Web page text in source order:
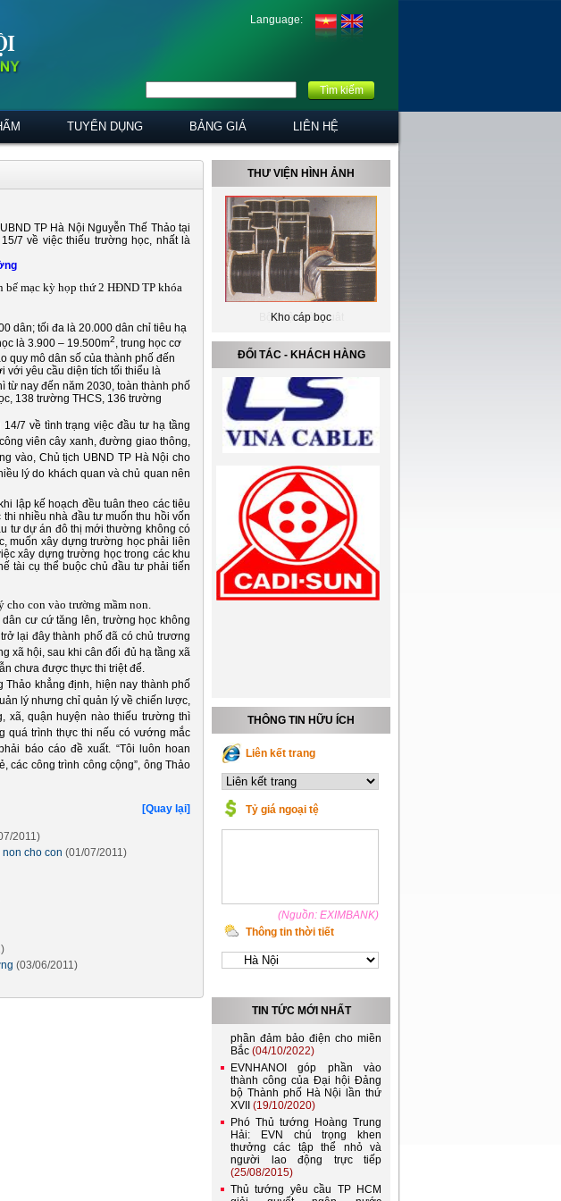
Language:
Tìm kiếm
TUYỂN DỤNG BẢNG GIÁ LIÊN HỆ
TP Hà Nội Nguyễn Thế Thảo tại
7 về việc thiếu trường học, nhất là
mạc kỳ họp thứ 2 HĐND TP khóa
dân; tối đa là 20.000 dân chỉ tiêu hạ
là 3.900 – 19.500m2, trung học cơ
quy mô dân số của thành phố đến
với yêu cầu diện tích tối thiểu là
từ nay đến năm 2030, toàn thành phố
138 trường THCS, 136 trường
7 về tình trạng việc đầu tư hạ tầng
viên cây xanh, đường giao thông,
vào, Chủ tịch UBND TP Hà Nội cho
lý do khách quan và chủ quan nên
lập kế hoạch đều tuân theo các tiêu
nhiều nhà đầu tư muốn thu hồi vốn
tư dự án đô thị mới thường không có
muốn xây dựng trường học phải liên
xây dựng trường học trong các khu
tài cụ thể buộc chủ đầu tư phải tiến
cho con vào trường mầm non.
cư cứ tăng lên, trường học không
lại đây thành phố đã có chủ trương
xã hội, sau khi cân đối đủ hạ tầng xã
chưa được thực thi triệt để.
Thảo khẳng định, hiện nay thành phố
lý nhưng chỉ quản lý về chiến lược,
quận huyện nào thiếu trường thì
quá trình thực thi nếu có vướng mắc
báo cáo đề xuất. “Tôi luôn hoan
các công trình công cộng”, ông Thảo
[Quay lại]
2011)
cho con (01/07/2011)
(03/06/2011)
THƯ VIỆN HÌNH ẢNH
Kho cáp bọc
ĐỐI TÁC - KHÁCH HÀNG
THÔNG TIN HỮU ÍCH
Liên kết trang
Tỷ giá ngoại tệ
(Nguồn: EXIMBANK)
Thông tin thời tiết
TIN TỨC MỚI NHẤT
Việt Nam và Lào nên kết nối
Đóng điện đường dây 220kV
Lào Cai - Bảo Thắng, góp
Bắc(04/10/2022)
EVNHANOI góp phần vào
thành công của Đại hội Đảng
bộ Thành phố Hà Nội lần thứ
XVII (19/10/2020)
Phó Thủ tướng Hoàng Trung
Hải: EVN chú trọng khen
thưởng các tập thể nhỏ và
người lao động trực tiếp
(25/08/2015)
Thủ tướng yêu cầu TP HCM
giải quyết ngập nước